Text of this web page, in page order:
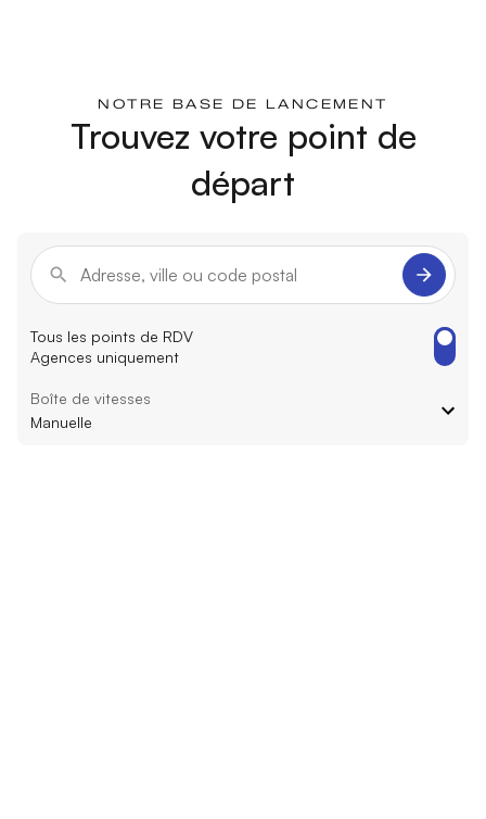
NOTRE BASE DE LANCEMENT
Trouvez votre point de
départ
Tous les points de RDV
Agences uniquement
Boîte de vitesses
Manuelle